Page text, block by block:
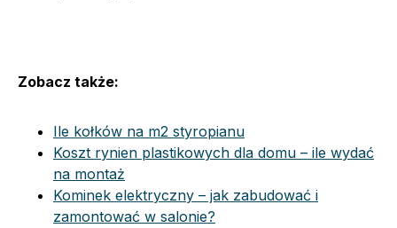
Zobacz także:
Ile kołków na m2 styropianu
Koszt rynien plastikowych dla domu – ile wydać
na montaż
Kominek elektryczny – jak zabudować i
zamontować w salonie?